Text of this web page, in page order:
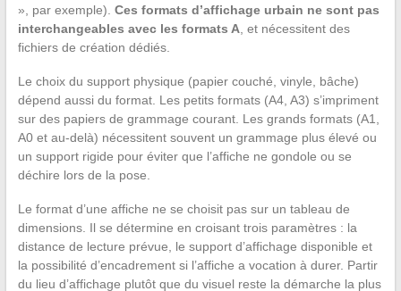
», par exemple). Ces formats d’affichage urbain ne sont pas
interchangeables avec les formats A, et nécessitent des
fichiers de création dédiés.
Le choix du support physique (papier couché, vinyle, bâche)
dépend aussi du format. Les petits formats (A4, A3) s’impriment
sur des papiers de grammage courant. Les grands formats (A1,
A0 et au-delà) nécessitent souvent un grammage plus élevé ou
un support rigide pour éviter que l’affiche ne gondole ou se
déchire lors de la pose.
Le format d’une affiche ne se choisit pas sur un tableau de
dimensions. Il se détermine en croisant trois paramètres : la
distance de lecture prévue, le support d’affichage disponible et
la possibilité d’encadrement si l’affiche a vocation à durer. Partir
du lieu d’affichage plutôt que du visuel reste la démarche la plus